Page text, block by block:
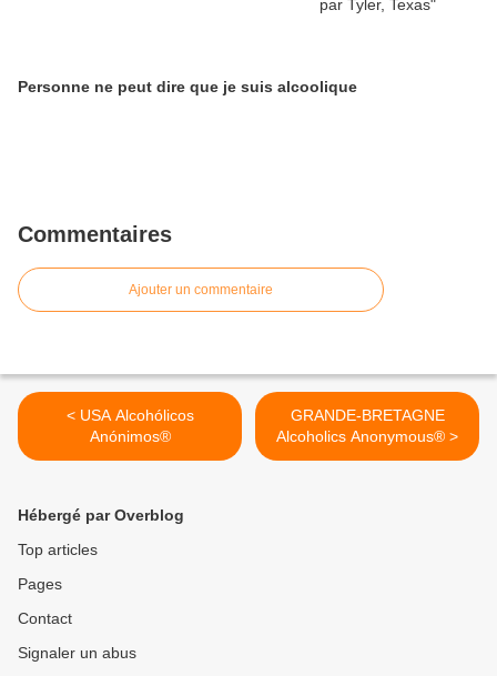
Personne ne peut dire que je suis alcoolique
Commentaires
Ajouter un commentaire
< USA Alcohólicos
Anónimos®
GRANDE-BRETAGNE
Alcoholics Anonymous® >
Hébergé par Overblog
Top articles
Pages
Contact
Signaler un abus